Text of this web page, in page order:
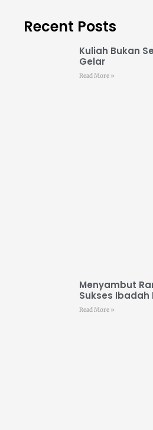
Recent Posts
Kuliah Bukan
Gelar
Read More »
Menyambut
Sukses Ibadah
Read More »